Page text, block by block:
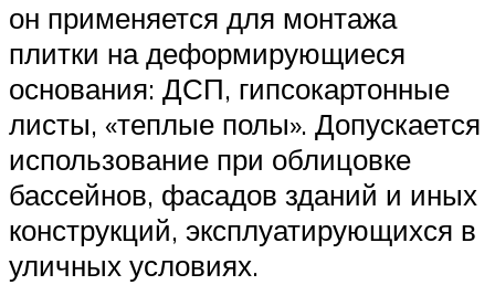
он применяется для монтажа
плитки на деформирующиеся
основания: ДСП, гипсокартонные
листы, «теплые полы». Допускается
использование при облицовке
бассейнов, фасадов зданий и иных
конструкций, эксплуатирующихся в
уличных условиях.